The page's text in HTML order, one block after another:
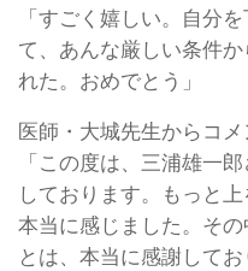
「すごく嬉しい。自分
て、あんな厳しい条件
れた。おめでとう」
医師・大城先生からコメ
「この度は、三浦雄一
しております。もっと
本当に感じました。そ
とは、本当に感謝してお